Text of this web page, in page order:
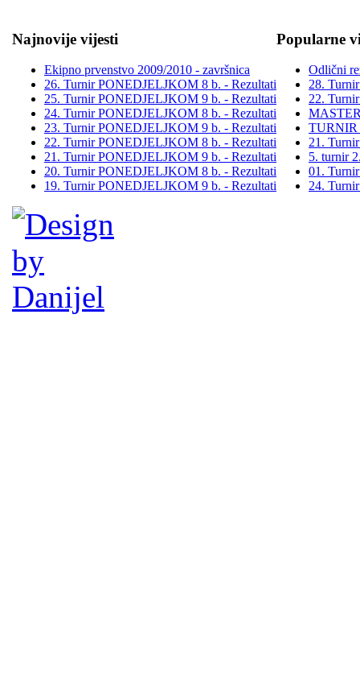
Najnovije vijesti
Ekipno prvenstvo 2009/2010 - završnica
26. Turnir PONEDJELJKOM 8 b. - Rezultati
25. Turnir PONEDJELJKOM 9 b. - Rezultati
24. Turnir PONEDJELJKOM 8 b. - Rezultati
23. Turnir PONEDJELJKOM 9 b. - Rezultati
22. Turnir PONEDJELJKOM 8 b. - Rezultati
21. Turnir PONEDJELJKOM 9 b. - Rezultati
20. Turnir PONEDJELJKOM 8 b. - Rezultati
19. Turnir PONEDJELJKOM 9 b. - Rezultati
Popularne
Odlični
28.
22.
TURNIR
21.
5. turnir
01.
24.